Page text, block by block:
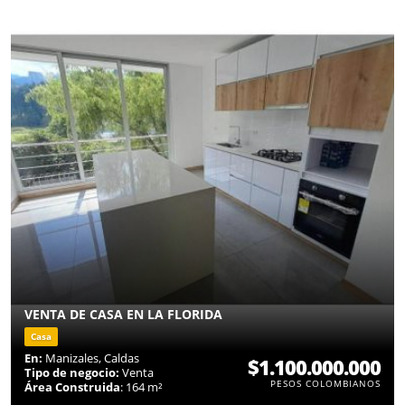
VENTA DE CASA EN LA FLORIDA
Casa
En: Manizales, Caldas
Tipo de negocio: Venta
Área Construida: 164 m²
$1.100.000.000
PESOS COLOMBIANOS